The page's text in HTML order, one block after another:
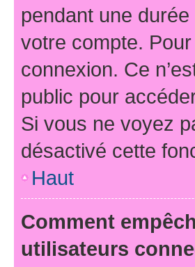
pendant une
votre compte.
connexion. Ce
public pour
Si vous ne voyez
désactivé cette
Haut
Comment
utilisateurs